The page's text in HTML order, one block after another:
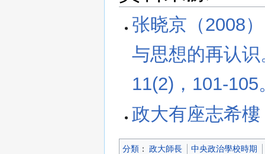
张晓京（2008
与思想的再认
11(2)，101-105
政大有座志希
分類 ：​ 政大師長 中央政治學校時期